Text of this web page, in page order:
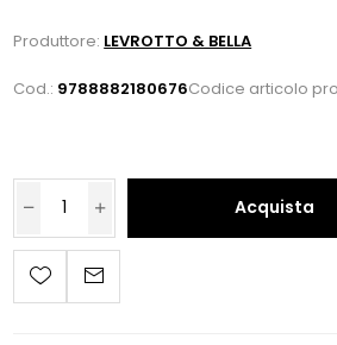
Produttore: LEVROTTO & BELLA
Cod.: 9788882180676Codice articolo
Acquista